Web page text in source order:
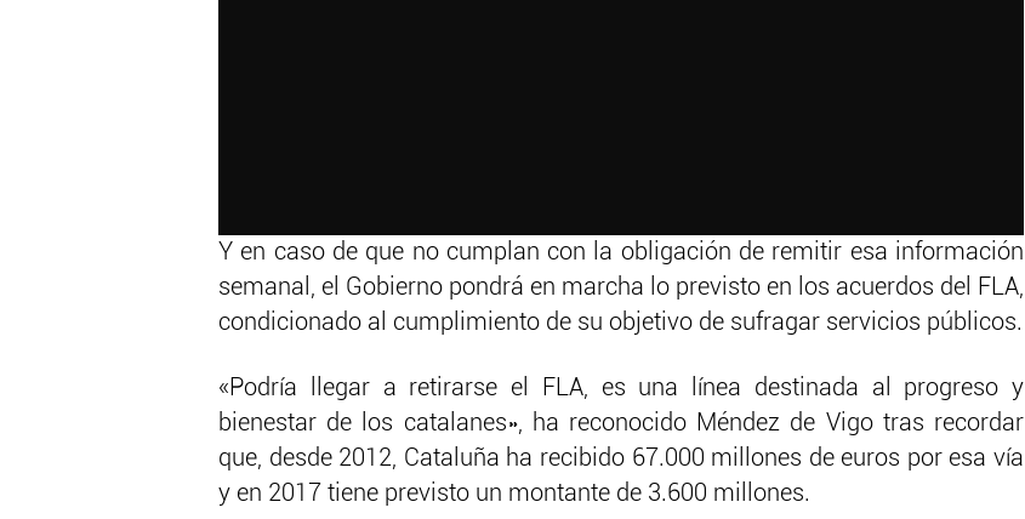
Y en caso de que no cumplan con la obligación de remitir esa información
semanal, el Gobierno pondrá en marcha lo previsto en los acuerdos del FLA,
condicionado al cumplimiento de su objetivo de sufragar servicios públicos.
«Podría llegar a retirarse el FLA, es una línea destinada al progreso y
bienestar de los catalanes», ha reconocido Méndez de Vigo tras recordar
que, desde 2012, Cataluña ha recibido 67.000 millones de euros por esa vía
y en 2017 tiene previsto un montante de 3.600 millones.